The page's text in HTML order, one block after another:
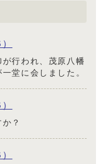
行われ、茂原八幡
堂に会しました。
？